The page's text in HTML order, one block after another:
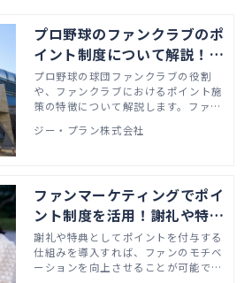
プロ野球のファンクラブのポ
イント制度について解説！事
業者に向けて特徴をご紹介
プロ野球の球団ファンクラブの役割
や、ファンクラブにおけるポイント施
策の特徴について解説します。ファン
からファンクラブを設置する予定があ
ジー・プラン株式会社
ファンマーケティングでポイ
ント制度を活用！謝礼や特典
でモチベーションをアップ
謝礼や特典としてポイントを付与する
仕組みを導入すれば、ファンのモチベ
ーションを向上させることが可能で